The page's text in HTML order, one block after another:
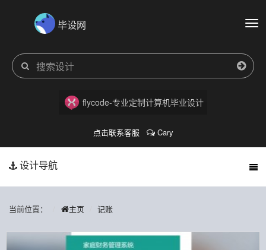
切
航
毕设网
flycode-专业定制计算机毕业设计
点击联系客服 Cary
设计导航
当前位置： 主页 记账